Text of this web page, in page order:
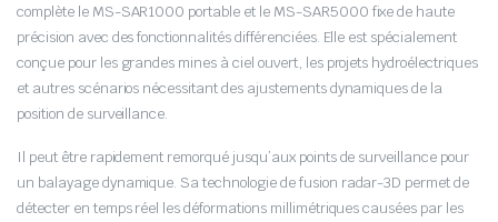
complète le MS-SAR1000 portable et le MS-SAR5000 fixe de haute
précision avec des fonctionnalités différenciées. Elle est spécialement
conçue pour les grandes mines à ciel ouvert, les projets hydroélectriques
et autres scénarios nécessitant des ajustements dynamiques de la
position de surveillance.
Il peut être rapidement remorqué jusqu’aux points de surveillance pour
un balayage dynamique. Sa technologie de fusion radar-3D permet de
détecter en temps réel les déformations millimétriques causées par les